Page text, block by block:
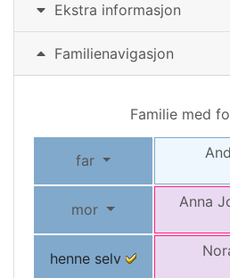
Ekstra informasjon
Familienavigasjon
Familie med
far
mor Anna
henne selv